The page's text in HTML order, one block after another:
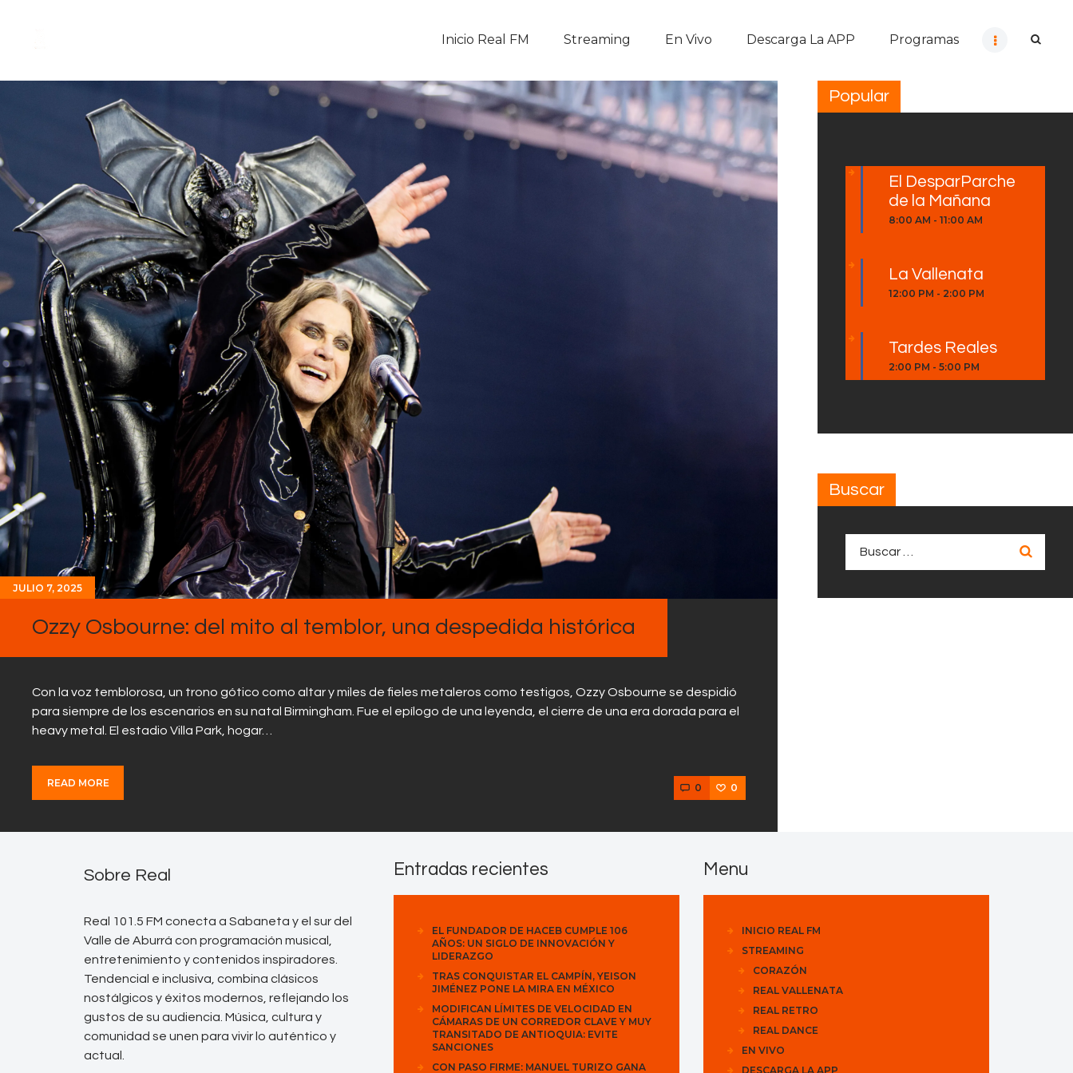
Inicio Real FM Streaming En Vivo Descarga La APP Programas
En Vivo
Descarga La APP
Programas
Noticias
Equipo
Sobre Nosotros
Contactos
JULIO 7, 2025
Ozzy Osbourne: del mito al temblor, una despedida histórica
Con la voz temblorosa, un trono gótico como altar y miles de fieles metaleros como testigos, Ozzy Osbourne se despidió
para siempre de los escenarios en su natal Birmingham. Fue el epílogo de una leyenda, el cierre de una era dorada para el
heavy metal. El estadio Villa Park, hogar…
READ MORE 0 0
Popular
El DesparParche
de la Mañana
8:00 AM -11:00 AM
La Vallenata
12:00 PM - 2:00 PM
Tardes Reales
2:00 PM -5:00 PM
Buscar
Sobre Real
Real 101.5 FM conecta a Sabaneta y el sur del
Valle de Aburrá con programación musical,
entretenimiento y contenidos inspiradores.
Tendencial e inclusiva, combina clásicos
nostálgicos y éxitos modernos, reflejando los
gustos de su audiencia. Música, cultura y
comunidad se unen para vivir lo auténtico y
actual.
Entradas recientes
EL FUNDADOR DE HACEB CUMPLE 106
AÑOS: UN SIGLO DE INNOVACIÓN Y
LIDERAZGO
TRAS CONQUISTAR EL CAMPÍN, YEISON
JIMÉNEZ PONE LA MIRA EN MÉXICO
MODIFICAN LÍMITES DE VELOCIDAD EN
CÁMARAS DE UN CORREDOR CLAVE Y MUY
TRANSITADO DE ANTIOQUIA: EVITE
SANCIONES
CON PASO FIRME: MANUEL TURIZO GANA
Menu
INICIO REAL FM
STREAMING
CORAZÓN
REAL VALLENATA
REAL RETRO
REAL DANCE
EN VIVO
DESCARGA LA APP